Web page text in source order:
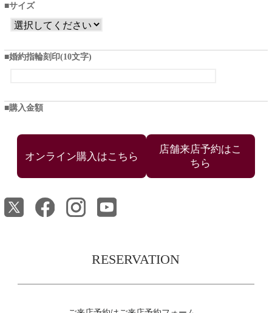
サイズ
婚約指輪刻印(10文字)
購入金額
店舗来店予約はこ
ちら
RESERVATION